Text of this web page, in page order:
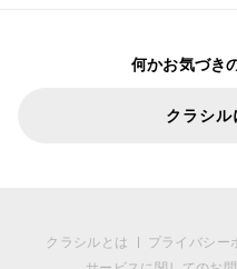
何かお気づき
クラシル
クラシルとは プライバシー